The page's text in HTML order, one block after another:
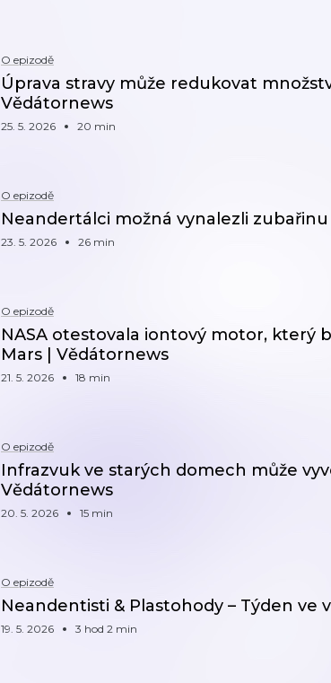
O epizodě
Úprava stravy může redukovat
Vědátornews
25. 5. 2026 20 min
O epizodě
Neandertálci možná vynalezli
23. 5. 2026 26 min
O epizodě
NASA otestovala iontový motor, který
Mars | Vědátornews
21. 5. 2026 18 min
O epizodě
Infrazvuk ve starých domech může
Vědátornews
20. 5. 2026 15 min
O epizodě
Neandentisti & Plastohody – Týden ve
19. 5. 2026 3 hod 2 min